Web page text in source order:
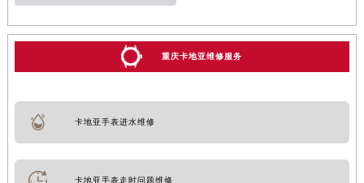
重庆卡地亚维修服务
卡地亚手表进水维修
卡地亚手表走时问题维修